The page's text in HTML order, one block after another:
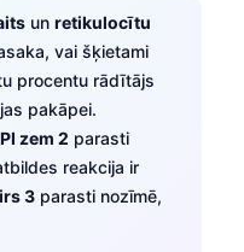
un retikulocītu
vai šķietami
procentu rādītājs
pakāpei.
zem 2 parasti
reakcija ir
3 parasti nozīmē,